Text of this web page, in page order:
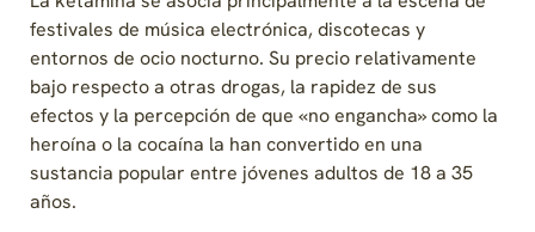
festivales de música electrónica, discotecas y
entornos de ocio nocturno. Su precio relativamente
bajo respecto a otras drogas, la rapidez de sus
efectos y la percepción de que «no engancha» como la
heroína o la cocaína la han convertido en una
sustancia popular entre jóvenes adultos de 18 a 35
años.